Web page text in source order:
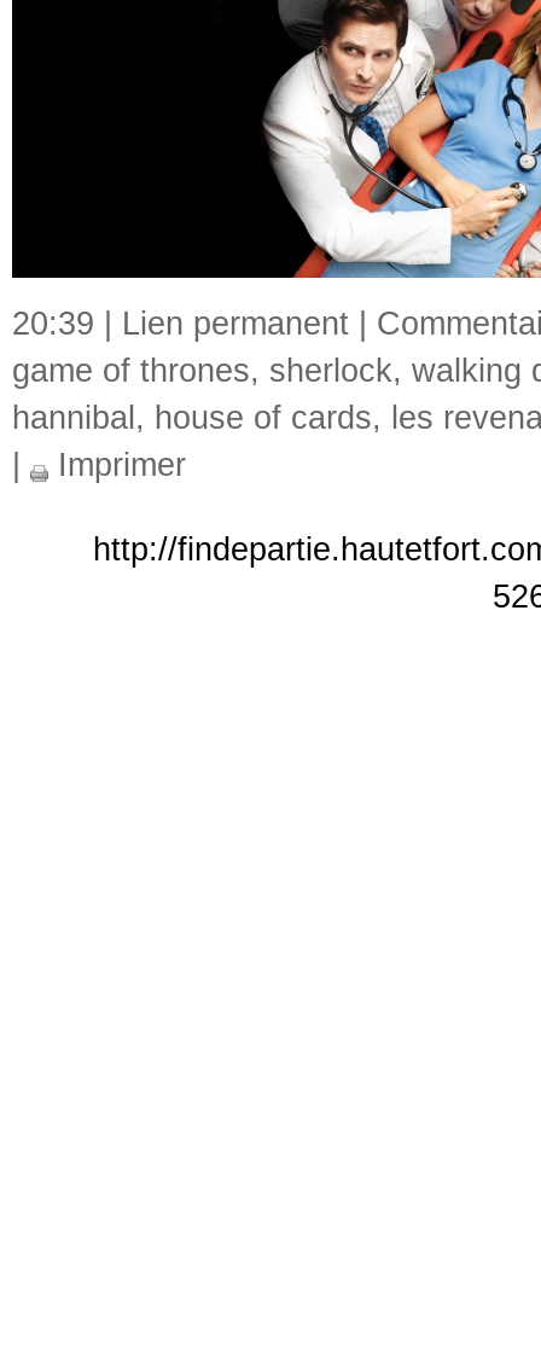
20:39 | Lien permanent
game of thrones, sherlock, walking
hannibal , house of cards, les
Imprimer
http://